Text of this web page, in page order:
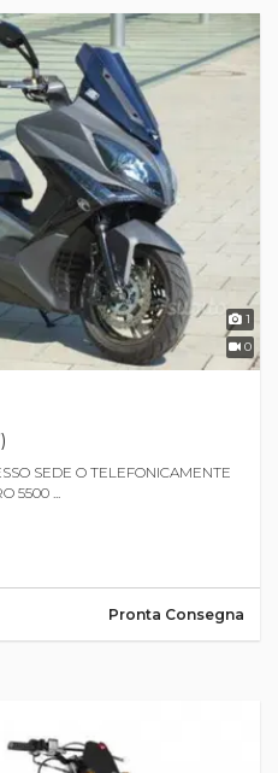
1
0
SEDE O TELEFONICAMENTE
5500 ...
Pronta Consegna